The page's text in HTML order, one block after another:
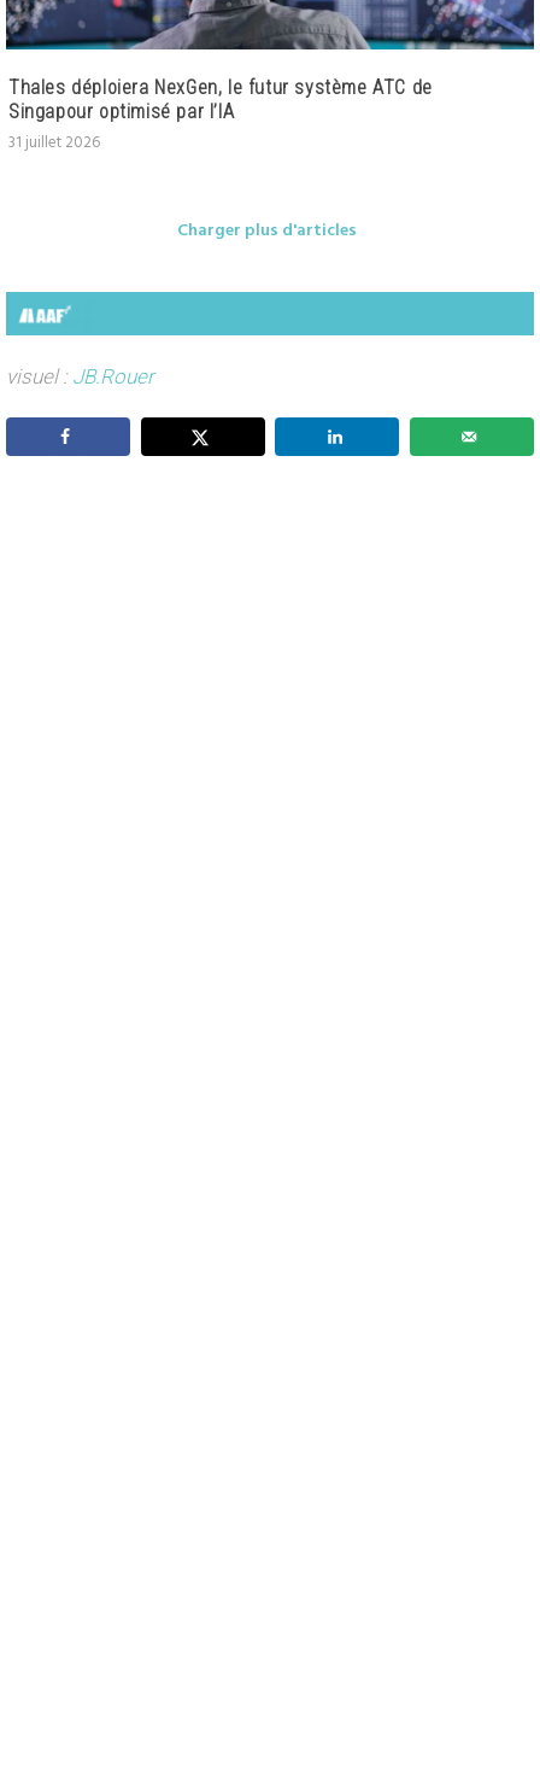
Thales déploiera NexGen, le futur système ATC de
Singapour optimisé par l’IA
31 juillet 2026
Charger plus d'articles
visuel : JB.Rouer